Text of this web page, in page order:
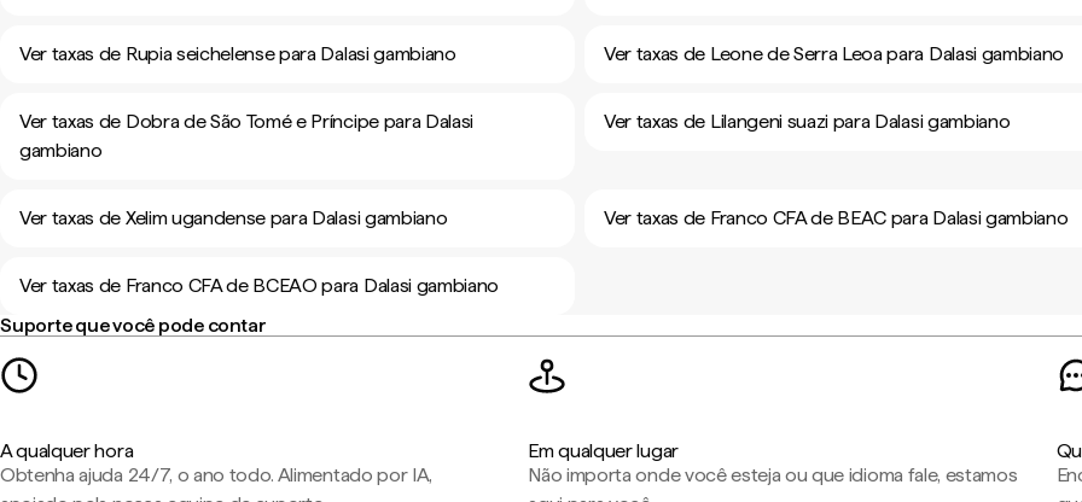
Ver taxas de Rupia seichelense para Dalasi gambiano Ver taxas de Leone de Serra Leoa para Dalasi gambiano
Ver taxas de Dobra de São Tomé e Príncipe para Dalasi
gambiano
Ver taxas de Lilangeni suazi para Dalasi gambiano
Ver taxas de Xelim ugandense para Dalasi gambiano Ver taxas de Franco CFA de BEAC para Dalasi gambiano
Ver taxas de Franco CFA de BCEAO para Dalasi gambiano
Suporte que você pode contar
A qualquer hora
Obtenha ajuda 24/7, o ano todo. Alimentado por IA,
Em qualquer lugar
Não importa onde você esteja ou que idioma fale, estamos